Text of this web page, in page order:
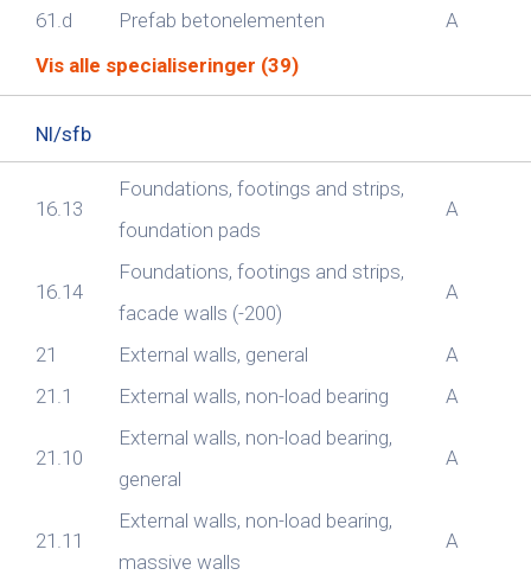
61.d
Prefab betonelementen
A
Vis alle specialiseringer (39)
Nl/sfb
16.13
Foundations, footings and strips,
foundation pads
A
16.14
Foundations, footings and strips,
facade walls (-200)
A
21 External walls, general
A
21.1
External walls, non-load bearing A
21.10
External walls, non-load bearing,
general
A
21.11
External walls, non-load bearing,
massive walls
A